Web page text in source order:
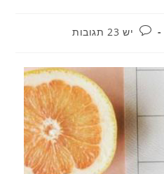
תגובות:
יש 23 תגובות